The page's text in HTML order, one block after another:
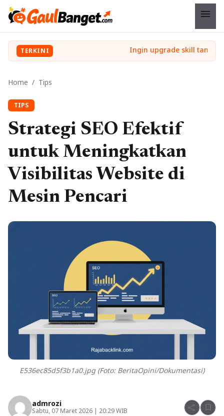
menu
TERKINI
Home / Tips
TIPS
Strategi SEO Efektif
untuk Meningkatkan
Visibilitas Website di
Mesin Pencari
E536ec85d5f3b1a0.jpg (Foto: BeritaOpini/Dokumentasi)
admrozi
Sabtu, 07 Maret 2026 | 20:29 WIB share bookmark